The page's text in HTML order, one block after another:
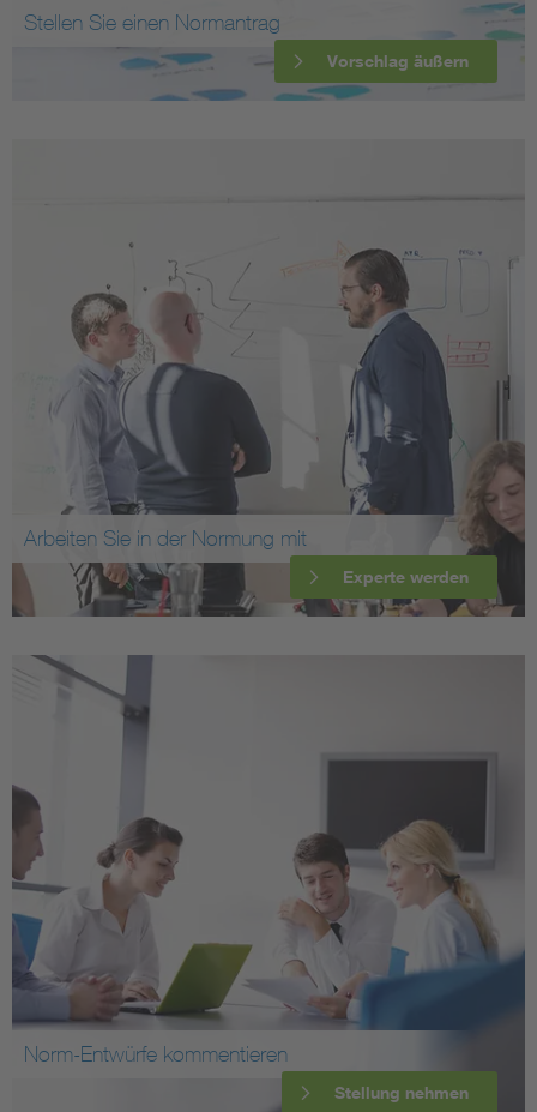
Stellen Sie einen Normantrag
Vorschlag äußern
Arbeiten Sie in der Normung mit
Experte werden
Norm-Entwürfe kommentieren
Stellung nehmen